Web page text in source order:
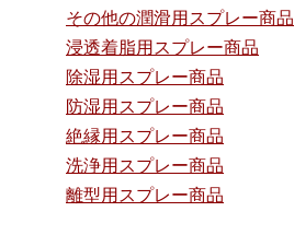
その他の潤滑用スプレー商品
浸透着脂用スプレー商品
除湿用スプレー商品
防湿用スプレー商品
絶縁用スプレー商品
洗浄用スプレー商品
離型用スプレー商品